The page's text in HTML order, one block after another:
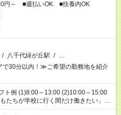
円～ ■週払いOK ■扶養内OK
/ 八千代緑が丘駅 / …
30分以内！≫ご希望の勤務地を紹介
がしたい」 「午前中は働いて、午後